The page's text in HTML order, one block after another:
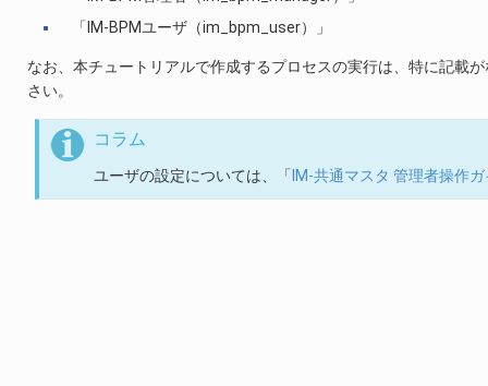
「IM-BPMユーザ（im_bpm_user）」
なお、本チュートリアルで作成するプロセスの実行は、特に記載
さい。
コラム
ユーザの設定については、「 IM-共通マスタ 管理者操作